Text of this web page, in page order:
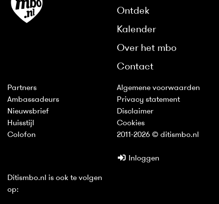
Ontdek
Kalender
Over het mbo
Contact
Partners
Ambassadeurs
Nieuwsbrief
Huisstijl
Colofon
Algemene voorwaarden
Privacy statement
Disclaimer
Cookies
2011-2026 © ditismbo.nl
Inloggen
Ditismbo.nl is ook te volgen
op: